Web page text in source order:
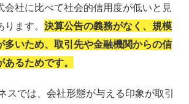
会社に比べて社会的信用度が低いと見
ます。 決算公告の義務がなく、規模
多いため、取引先や金融機関からの信
るためです。
スでは、会社形態が与える印象が取引